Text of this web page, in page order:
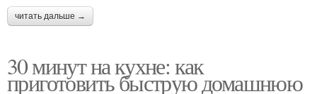
читать дальше →
30 минут на кухне: как
приготовить быструю домашнюю